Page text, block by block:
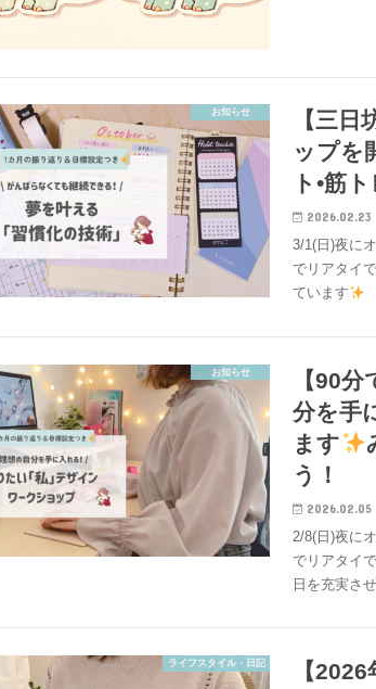
お知らせ
【三
ップを
ト•筋
2026.02.23
3/1(日)夜に
でリアタイ
ています
お知らせ
【90
分を手
ます
う！
2026.02.05
2/8(日)夜に
でリアタイ
日を充実さ
ライフスタイル・日記
【